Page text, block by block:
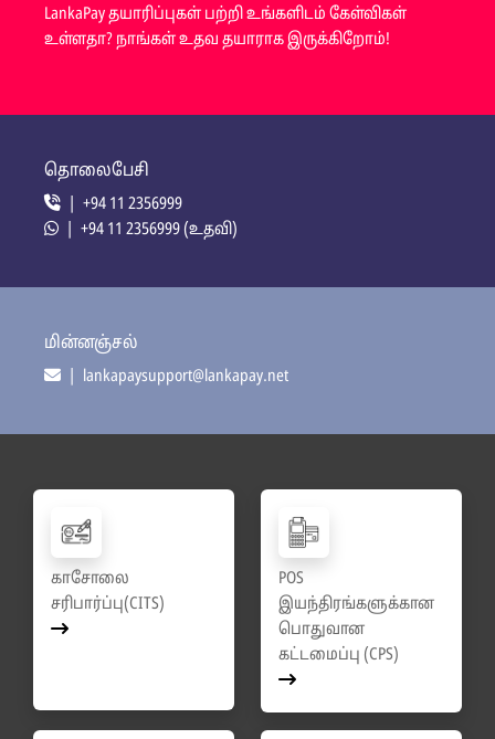
LankaPay தயாரிப்புகள் பற்றி உங்களிடம் கேள்விகள்
உள்ளதா? நாங்கள் உதவ தயாராக இருக்கிறோம்!
தொலைபேசி
| +94 11 2356999
| +94 11 2356999 (உதவி)
மின்னஞ்சல்
| lankapaysupport@lankapay.net
காசோலை
சரிபார்ப்பு(CITS)
POS
இயந்திரங்களுக்கான
பொதுவான
கட்டமைப்பு (CPS)